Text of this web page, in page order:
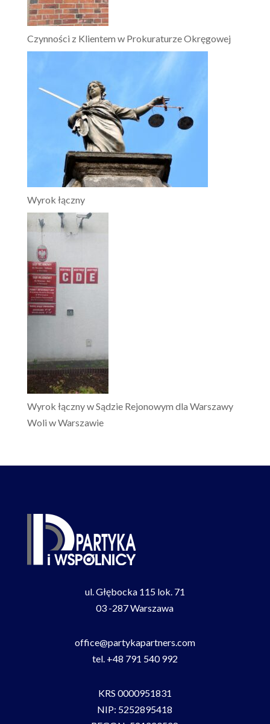
Czynności z Klientem w Prokuraturze Okręgowej
Wyrok łączny
Wyrok łączny w Sądzie Rejonowym dla Warszawy
Woli w Warszawie
ul. Głębocka 115 lok. 71
03 -287 Warszawa
office@partykapartners.com
tel. +48 791 540 992
KRS 0000951831
NIP: 5252895418